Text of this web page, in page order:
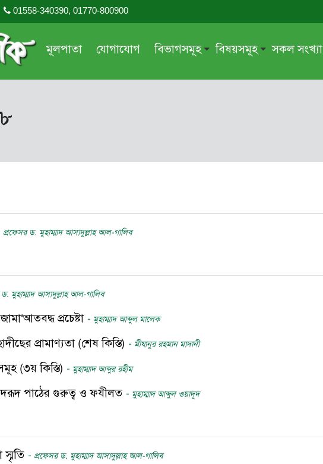
01558-340390, 01770-800900
মূলপাতা যোগাযোগ বিভাগসমূহ
প্রবন্ধ সমুহ
বিষয়সমূহ
আত্মশুদ্ধি
সকল সংখ্যা
প্রফেসর ড. মুহাম্মাদ আসাদুল্লাহ আল-গালিব
মুহাম্মাদ আসাদুল্লাহ আল-গালিব
প্রচেষ্টা - মুহাম্মাদ আব্দুল মালেক
প্রামাণ্যতা (শেষ কিস্তি) - মীযানুর রহমান মাদানী
(৩য় কিস্তি) - মুহাম্মাদ আব্দুর রহীম
দরূদ পাঠের গুরুত্ব ও ফযীলত - মুহাম্মাদ আব্দুল ওয়াদূদ
- প্রফেসর ড. মুহাম্মাদ আসাদুল্লাহ আল-গালিব